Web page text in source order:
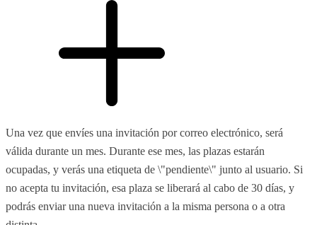
Una vez que envíes una invitación por correo electrónico, será
válida durante un mes. Durante ese mes, las plazas estarán
ocupadas, y verás una etiqueta de \"pendiente\" junto al usuario. Si
no acepta tu invitación, esa plaza se liberará al cabo de 30 días, y
podrás enviar una nueva invitación a la misma persona o a otra